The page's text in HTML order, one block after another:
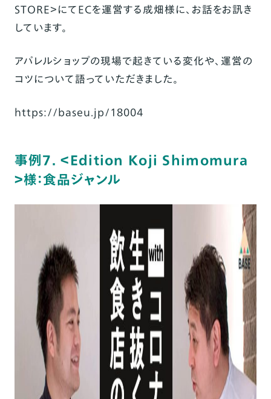
STORE＞にてECを運営する成畑様に、お話をお訊き
しています。
アパレルショップの現場で起きている変化や、運営の
コツについて語っていただきました。
https://baseu.jp/18004
事例7. ＜Edition Koji Shimomura
＞様：食品ジャンル